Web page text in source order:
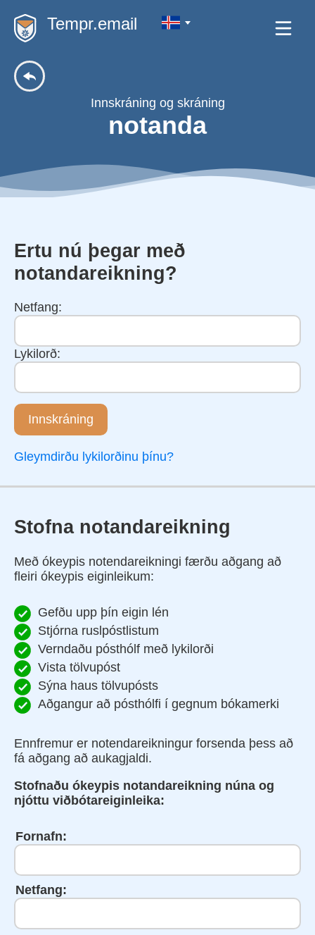
Tempr.email
Innskráning og skráning
notanda
Ertu nú þegar með
notandareikning?
Netfang:
Lykilorð:
Innskráning
Gleymdirðu lykilorðinu þínu?
Stofna notandareikning
Með ókeypis notendareikningi færðu aðgang að
fleiri ókeypis eiginleikum:
Gefðu upp þín eigin lén
Stjórna ruslpóstlistum
Verndaðu pósthólf með lykilorði
Vista tölvupóst
Sýna haus tölvupósts
Aðgangur að pósthólfi í gegnum bókamerki
Ennfremur er notendareikningur forsenda þess að
fá aðgang að aukagjaldi.
Stofnaðu ókeypis notandareikning núna og
njóttu viðbótareiginleika:
Fornafn:
Netfang: